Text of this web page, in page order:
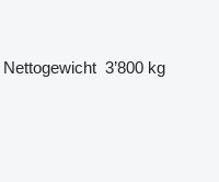
Nettogewicht 3’800 kg